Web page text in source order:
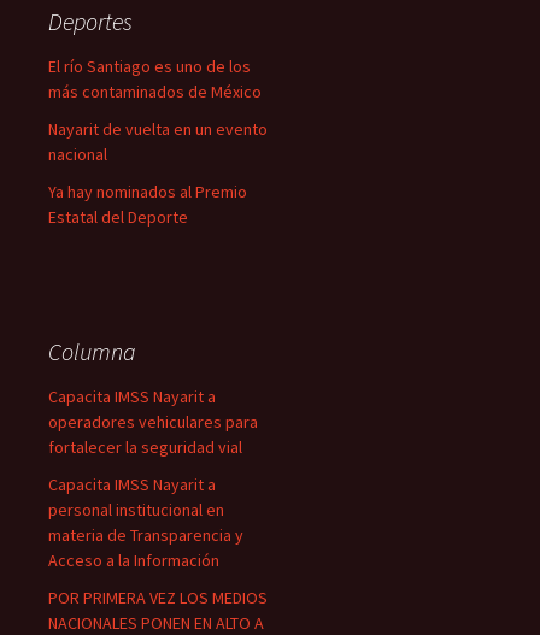
Deportes
El río Santiago es uno de los
más contaminados de México
Nayarit de vuelta en un evento
nacional
Ya hay nominados al Premio
Estatal del Deporte
Columna
Capacita IMSS Nayarit a
operadores vehiculares para
fortalecer la seguridad vial
Capacita IMSS Nayarit a
personal institucional en
materia de Transparencia y
Acceso a la Información
POR PRIMERA VEZ LOS MEDIOS
NACIONALES PONEN EN ALTO A